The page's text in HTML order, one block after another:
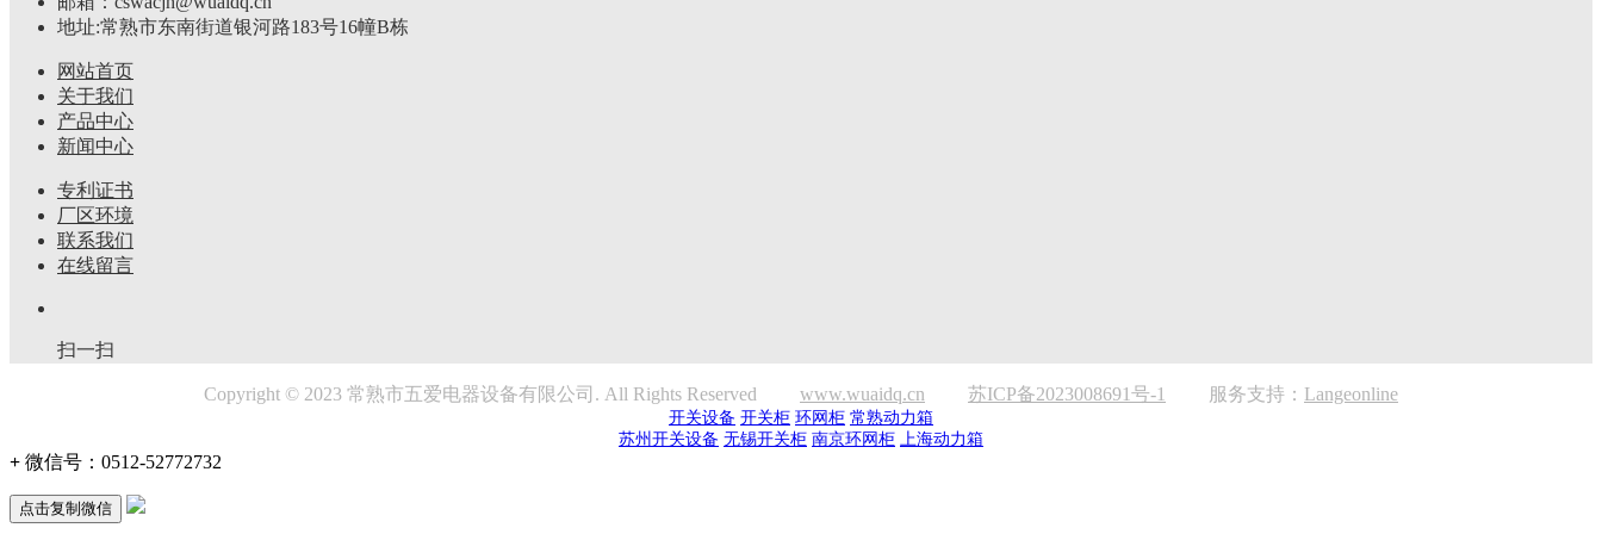
地址:常熟市东南街道银河路183号16幢B栋
网站首页
关于我们
产品中心
新闻中心
专利证书
厂区环境
联系我们
在线留言
扫一扫
Copyright © 2023 常熟市五爱电器设备有限公司. All Rights Reserved www.wuaidq.cn 苏ICP备2023008691号-1 服务支持： Langeonline
开关设备 开关柜 环网柜 常熟动力箱
苏州开关设备 无锡开关柜 南京环网柜 上海动力箱
+ 微信号： 0512-52772732
点击复制微信